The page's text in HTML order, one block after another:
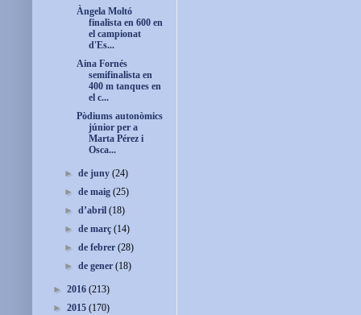
Àngela Moltó
finalista en 600 en
el campionat
d'Es...
Aina Fornés
semifinalista en
400 m tanques en
el c...
Pòdiums autonòmics
júnior per a
Marta Pérez i
Osca...
►de juny(24)
►de maig(25)
►d’abril(18)
►de març(14)
►de febrer(28)
►de gener(18)
► 2016 (213)
► 2015 (170)